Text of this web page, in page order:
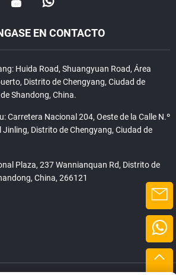
EN CONTACTO
Huida Road, Shuangyuan Road, Área
Distrito de Chengyang, Ciudad de
Shandong, China.
Carretera Nacional 204, Oeste de la Calle N.º
Distrito de Chengyang, Ciudad de
Plaza, 237 Wannianquan Rd, Distrito de
China, 266121